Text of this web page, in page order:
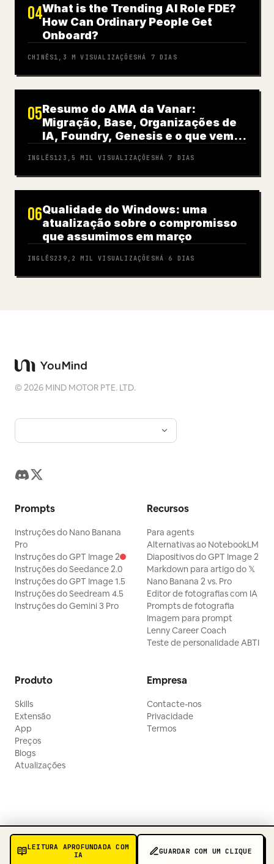
LEITURA APROFUNDADA COM
IA
GUARDAR COM UM CLIQUE
04What is the Trending AI Role FDE?
How Can Ordinary People Get
Onboard?
CHINÊS1,3 M VISUALIZAÇÕESHÁ 7 DIAS
05Resumo do AMA da Vanar:
Migração, Base, Organizações de
IA, Foundry, Genesis e o que vem a
INGLÊS123,5 MIL VISUALIZAÇÕESHÁ 7 DIAS
06Qualidade do Windows: uma
atualização sobre o compromisso
que assumimos em março
INGLÊS239,2 MIL VISUALIZAÇÕESHÁ 6 DIAS
©2026 MIND MOTOR PTE. LTD.
Prompts
Instruções do Nano Banana
Pro
Instruções do GPT Image 2
Instruções do Seedance 2.0
Instruções do GPT Image 1.5
Instruções do Seedream 4.5
Instruções do Gemini 3 Pro
Recursos
Para agents
Alternativas ao NotebookLM
Diapositivos do GPT Image 2
Markdown para artigo do 𝕏
Nano Banana 2 vs. Pro
Editor de fotografias com IA
Prompts de fotografia
Imagem para prompt
Lenny Career Coach
Teste de personalidade ABTI
Produto
Skills
Extensão
App
Preços
Blogs
Atualizações
Empresa
Contacte-nos
Privacidade
Termos